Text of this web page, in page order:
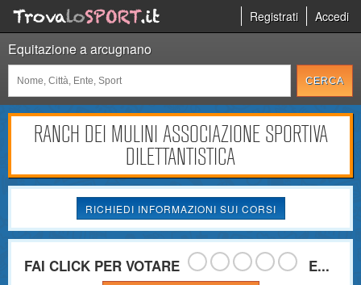
Registrati Accedi
Equitazione a arcugnano
RANCH DEI MULINI ASSOCIAZIONE SPORTIVA
DILETTANTISTICA
RICHIEDI INFORMAZIONI SUI CORSI
FAI CLICK PER VOTARE E...